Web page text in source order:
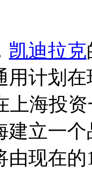
凯迪拉克
用计划
上海投
建立一
由现在